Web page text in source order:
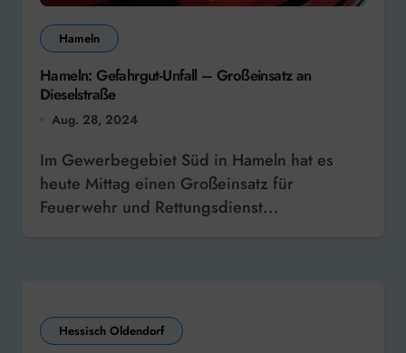
Hameln
Hameln: Gefahrgut-Unfall – Großeinsatz an
Dieselstraße
Aug. 28, 2024
Im Gewerbegebiet Süd in Hameln hat es
heute Mittag einen Großeinsatz für
Feuerwehr und Rettungsdienst...
Hessisch Oldendorf